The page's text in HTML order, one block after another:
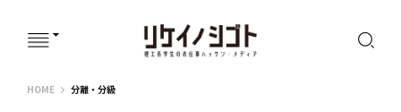
HOMEリケイノシゴト
分離・分級